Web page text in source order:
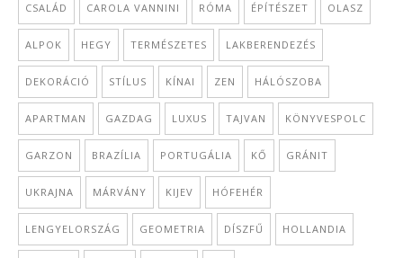
CSALÁD CAROLA VANNINI RÓMA ÉPÍTÉSZET OLASZ
ALPOK HEGY TERMÉSZETES LAKBERENDEZÉS
DEKORÁCIÓ STÍLUS KÍNAI ZEN HÁLÓSZOBA
APARTMAN GAZDAG LUXUS TAJVAN KÖNYVESPOLC
GARZON BRAZÍLIA PORTUGÁLIA KŐ GRÁNIT
UKRAJNA MÁRVÁNY KIJEV HÓFEHÉR
LENGYELORSZÁG GEOMETRIA DÍSZFŰ HOLLANDIA